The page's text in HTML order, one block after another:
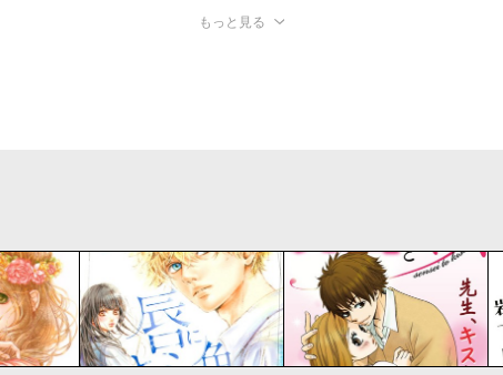
もっと見る